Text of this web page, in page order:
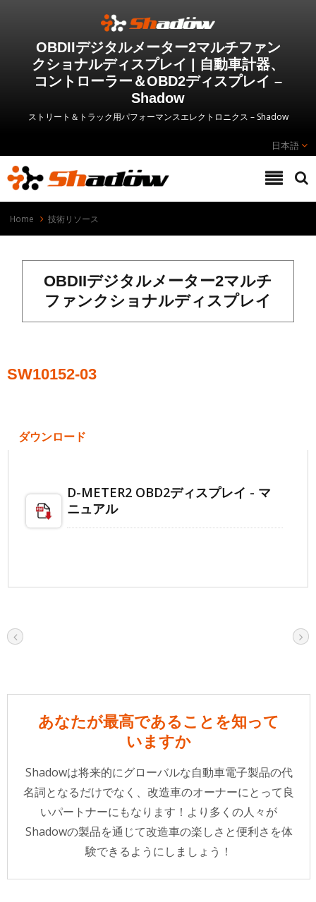
OBDIIデジタルメーター2マルチファン
クショナルディスプレイ | 自動車計器、
コントローラー＆OBD2ディスプレイ –
Shadow
ストリート＆トラック用パフォーマンスエレクトロニクス – Shadow
日本語
Home 技術リソース
OBDIIデジタルメーター2マルチ
ファンクショナルディスプレイ
SW10152-03
ダウンロード
D-METER2 OBD2ディスプレイ - マ
ニュアル
あなたが最高であることを知って
いますか
Shadowは将来的にグローバルな自動車電子製品の代
名詞となるだけでなく、改造車のオーナーにとって良
いパートナーにもなります！より多くの人々が
Shadowの製品を通じて改造車の楽しさと便利さを体
験できるようにしましょう！